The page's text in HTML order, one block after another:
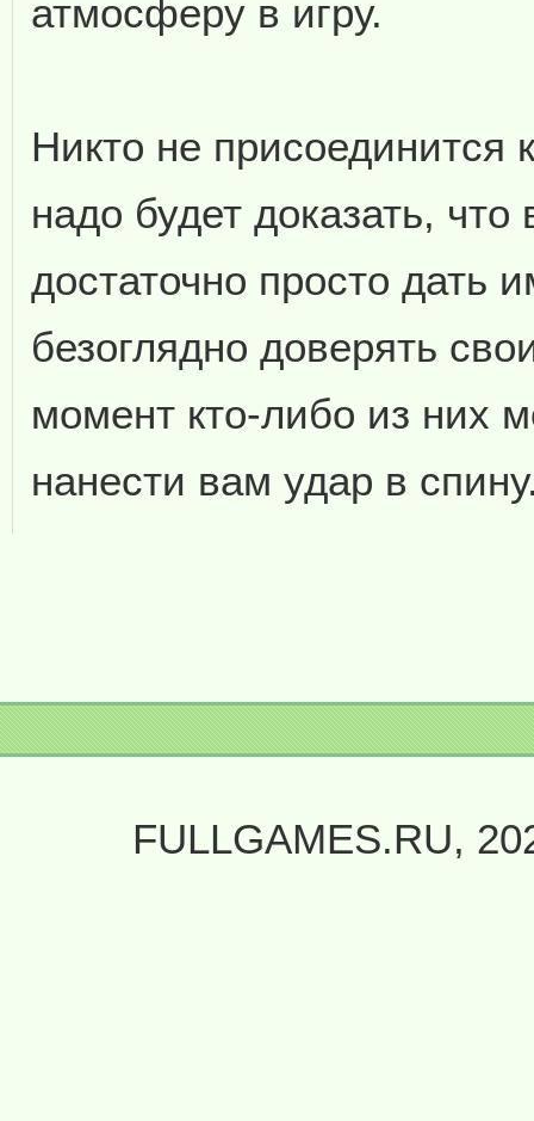
атмосферу в игру.
Никто не присоединится
надо будет доказать,
достаточно просто дать
безоглядно доверять
момент кто-либо из них
нанести вам удар в
FULLGAMES.RU,